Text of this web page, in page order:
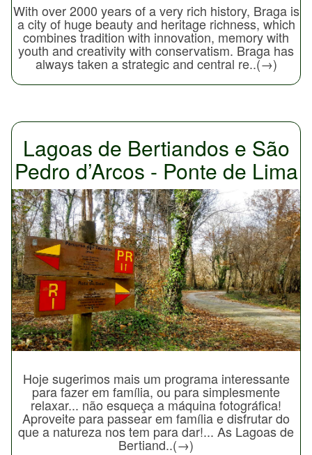
With over 2000 years of a very rich history, Braga is
a city of huge beauty and heritage richness, which
combines tradition with innovation, memory with
youth and creativity with conservatism. Braga has
always taken a strategic and central re..(→)
Lagoas de Bertiandos e São
Pedro d’Arcos - Ponte de Lima
Hoje sugerimos mais um programa interessante
para fazer em família, ou para simplesmente
relaxar... não esqueça a máquina fotográfica!
Aproveite para passear em família e disfrutar do
que a natureza nos tem para dar!... As Lagoas de
Bertiand..(→)